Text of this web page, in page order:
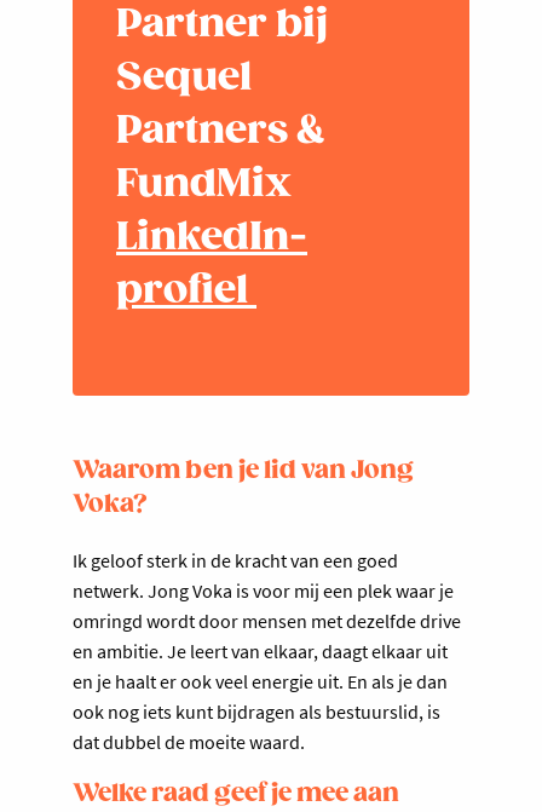
Partner bij
Sequel
Partners &
FundMix
LinkedIn-
profiel
Waarom ben je lid van Jong
Voka?
Ik geloof sterk in de kracht van een goed
netwerk. Jong Voka is voor mij een plek waar je
omringd wordt door mensen met dezelfde drive
en ambitie. Je leert van elkaar, daagt elkaar uit
en je haalt er ook veel energie uit. En als je dan
ook nog iets kunt bijdragen als bestuurslid, is
dat dubbel de moeite waard.
Welke raad geef je mee aan